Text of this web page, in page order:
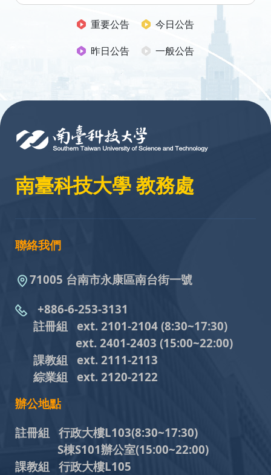
重要公告
今日公告
昨日公告
一般公告
南臺科技大學 教務處
聯絡我們
71005 台南市永康區南台街一號
+886-6-253-3131
註冊組 ext. 2101-2104 (8:30~17:30)
ext. 2401-2403 (15:00~22:00)
課教組 ext. 2111-2113
綜業組
ext. 2120-2122
辦公地點
註冊組 行政大樓L103(8:30~17:30)
S棟S101辦公室(15:00~22:00)
課教組 行政大樓L105